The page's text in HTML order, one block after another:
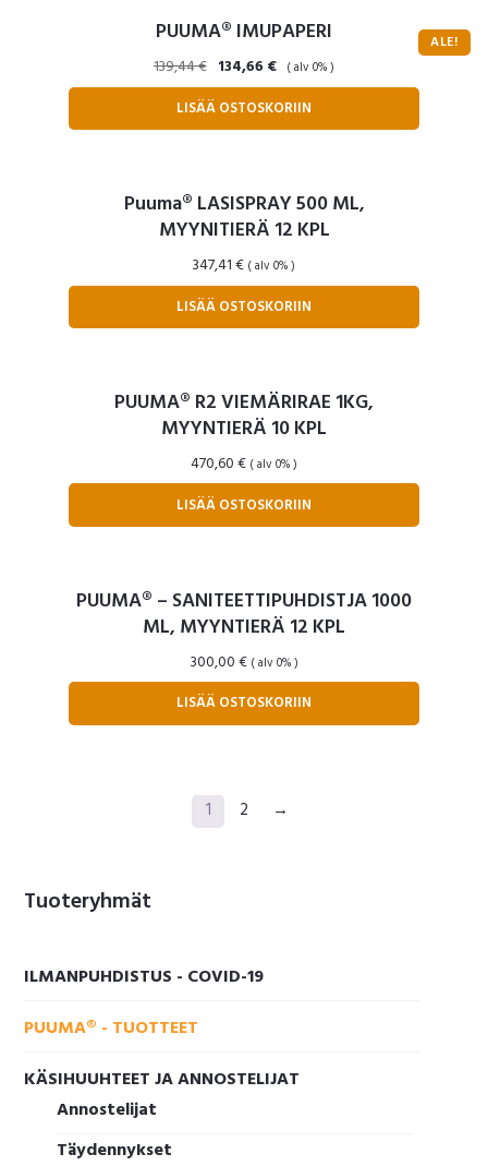
ALE!
PUUMA® IMUPAPERI
139,44€ Alkuperäinen
hinta
oli:
139,44 €.
134,66 € Nykyinen
hinta
on:
134,66 €.
( alv 0% )
LISÄÄ OSTOSKORIIN
Puuma® LASISPRAY 500 ML,
MYYNITIERÄ 12 KPL
347,41€ ( alv 0% )
LISÄÄ OSTOSKORIIN
PUUMA® R2 VIEMÄRIRAE 1KG,
MYYNTIERÄ 10 KPL
470,60€ ( alv 0% )
LISÄÄ OSTOSKORIIN
PUUMA® – SANITEETTIPUHDISTJA 1000
ML, MYYNTIERÄ 12 KPL
300,00€ ( alv 0% )
LISÄÄ OSTOSKORIIN
1 2 →
Ensisijainen
Tuoteryhmät
ILMANPUHDISTUS - COVID-19
PUUMA® - TUOTTEET
KÄSIHUUHTEET JA ANNOSTELIJAT
Annostelijat
Täydennykset